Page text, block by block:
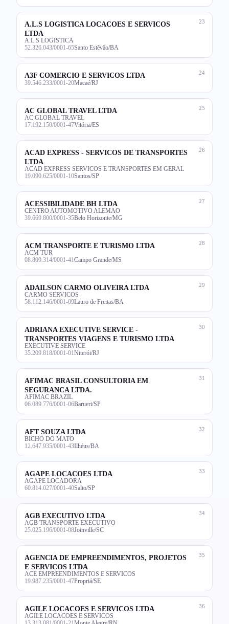
23
A.L.S LOGISTICA LOCACOES E SERVICOS
LTDA
A.L.S LOGISTICA
52.326.043/0001-65Santo Estêvão/BA
24
A3F COMERCIO E SERVICOS LTDA
39.546.233/0001-20Macaé/RJ
25
AC GLOBAL TRAVEL LTDA
AC GLOBAL TRAVEL
17.192.150/0001-47Vitória/ES
26
ACAD EXPRESS - SERVICOS DE TRANSPORTES
LTDA
ACAD EXPRESS SERVICOS E TRANSPORTES EM GERAL
19.090.625/0001-10Santos/SP
27
ACESSIBILIDADE BH LTDA
CENTRO AUTOMOTIVO ALEMAO
39.669.800/0001-35Belo Horizonte/MG
28
ACM TRANSPORTE E TURISMO LTDA
ACM TUR
08.809.314/0001-41 Campo Grande/MS
29
ADAILSON CARMO OLIVEIRA LTDA
CARMO SERVICOS
58.112.146/0001-09Lauro de Freitas/BA
30
ADRIANA EXECUTIVE SERVICE -
TRANSPORTES VIAGENS E TURISMO LTDA
EXECUTIVE SERVICE
35.209.818/0001-01 Niterói/RJ
31
AFIMAC BRASIL CONSULTORIA EM
SEGURANCA LTDA.
AFIMAC BRAZIL
06.089.776/0001-06Barueri/SP
32
AFT SOUZA LTDA
BICHO DO MATO
12.647.935/0001-43Ilhéus/BA
33
AGAPE LOCACOES LTDA
AGAPE LOCADORA
60.814.027/0001-40Salto/SP
34
AGB EXECUTIVO LTDA
AGB TRANSPORTE EXECUTIVO
25.025.196/0001-08Joinville/SC
35
AGENCIA DE EMPREENDIMENTOS, PROJETOS
E SERVICOS LTDA
ACE EMPREENDIMENTOS E SERVICOS
19.987.235/0001-47Propriá/SE
36
AGILE LOCACOES E SERVICOS LTDA
AGILE LOCACOES E SERVICOS
13.313.081/0001-21 Monte Alegre/RN